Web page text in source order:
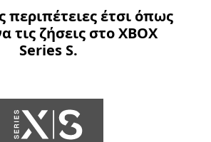
σε
μια
φλεγόμενη
πόλη.
περιπέτειες έτσι όπως
τις ζήσεις στο XBOX
Series S.